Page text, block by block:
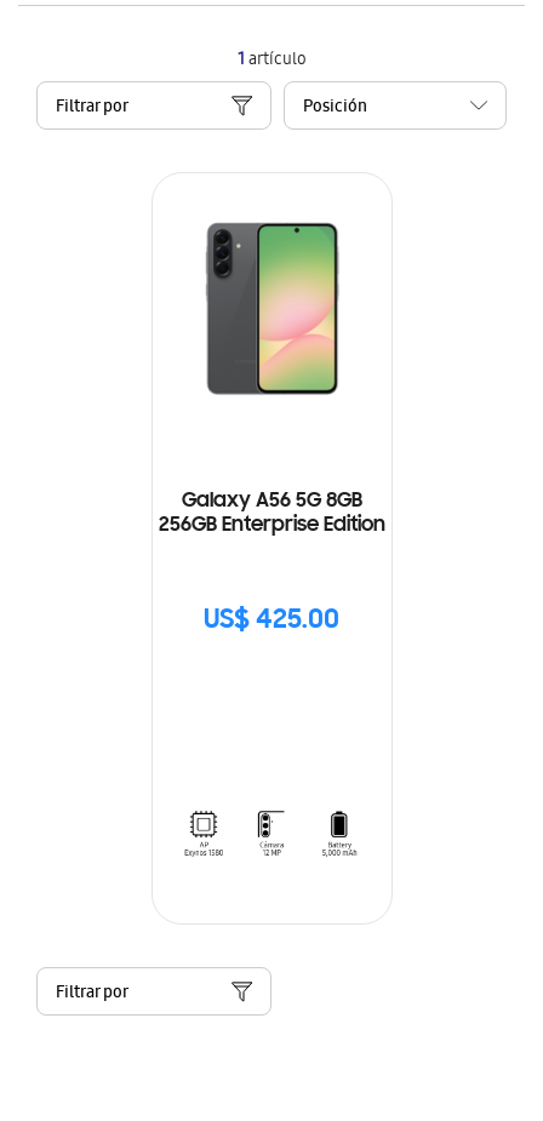
1artículo
Filtrar por
Galaxy A56 5G 8GB
256GB Enterprise Edition
US$ 425.00
Filtrar por